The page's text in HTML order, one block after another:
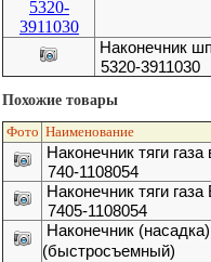
Наконечник
5320-3911030
Похожие товары
Фото Наименование
Наконечник тяги газа
740-1108054
Наконечник тяги
7405-1108054
Наконечник
(быстросъемный)